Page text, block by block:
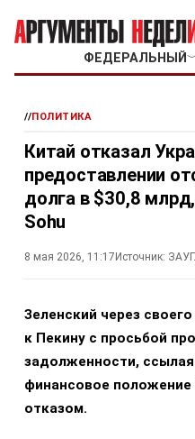
ФЕДЕРАЛЬНЫЙ
//ПОЛИТИКА
Китай отказал
предоставлении
долга в $30,8
Sohu
8 мая 2026, 11:17 Источник:
Зеленский через
к Пекину с просьбой
задолженности,
финансовое положение
отказом.